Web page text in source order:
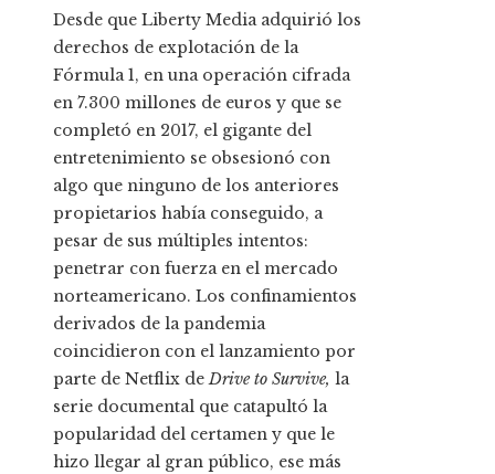
Desde que Liberty Media adquirió los
derechos de explotación de la
Fórmula 1, en una operación cifrada
en 7.300 millones de euros y que se
completó en 2017, el gigante del
entretenimiento se obsesionó con
algo que ninguno de los anteriores
propietarios había conseguido, a
pesar de sus múltiples intentos:
penetrar con fuerza en el mercado
norteamericano. Los confinamientos
derivados de la pandemia
coincidieron con el lanzamiento por
parte de Netflix deDrive to Survive, la
serie documental que catapultó la
popularidad del certamen y que le
hizo llegar al gran público, ese más